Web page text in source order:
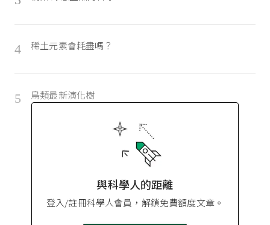
4 稀土元素會耗盡嗎？
5 鳥類最新演化樹
與科學人的距離
登入/註冊科學人會員，解鎖免費額度文章。